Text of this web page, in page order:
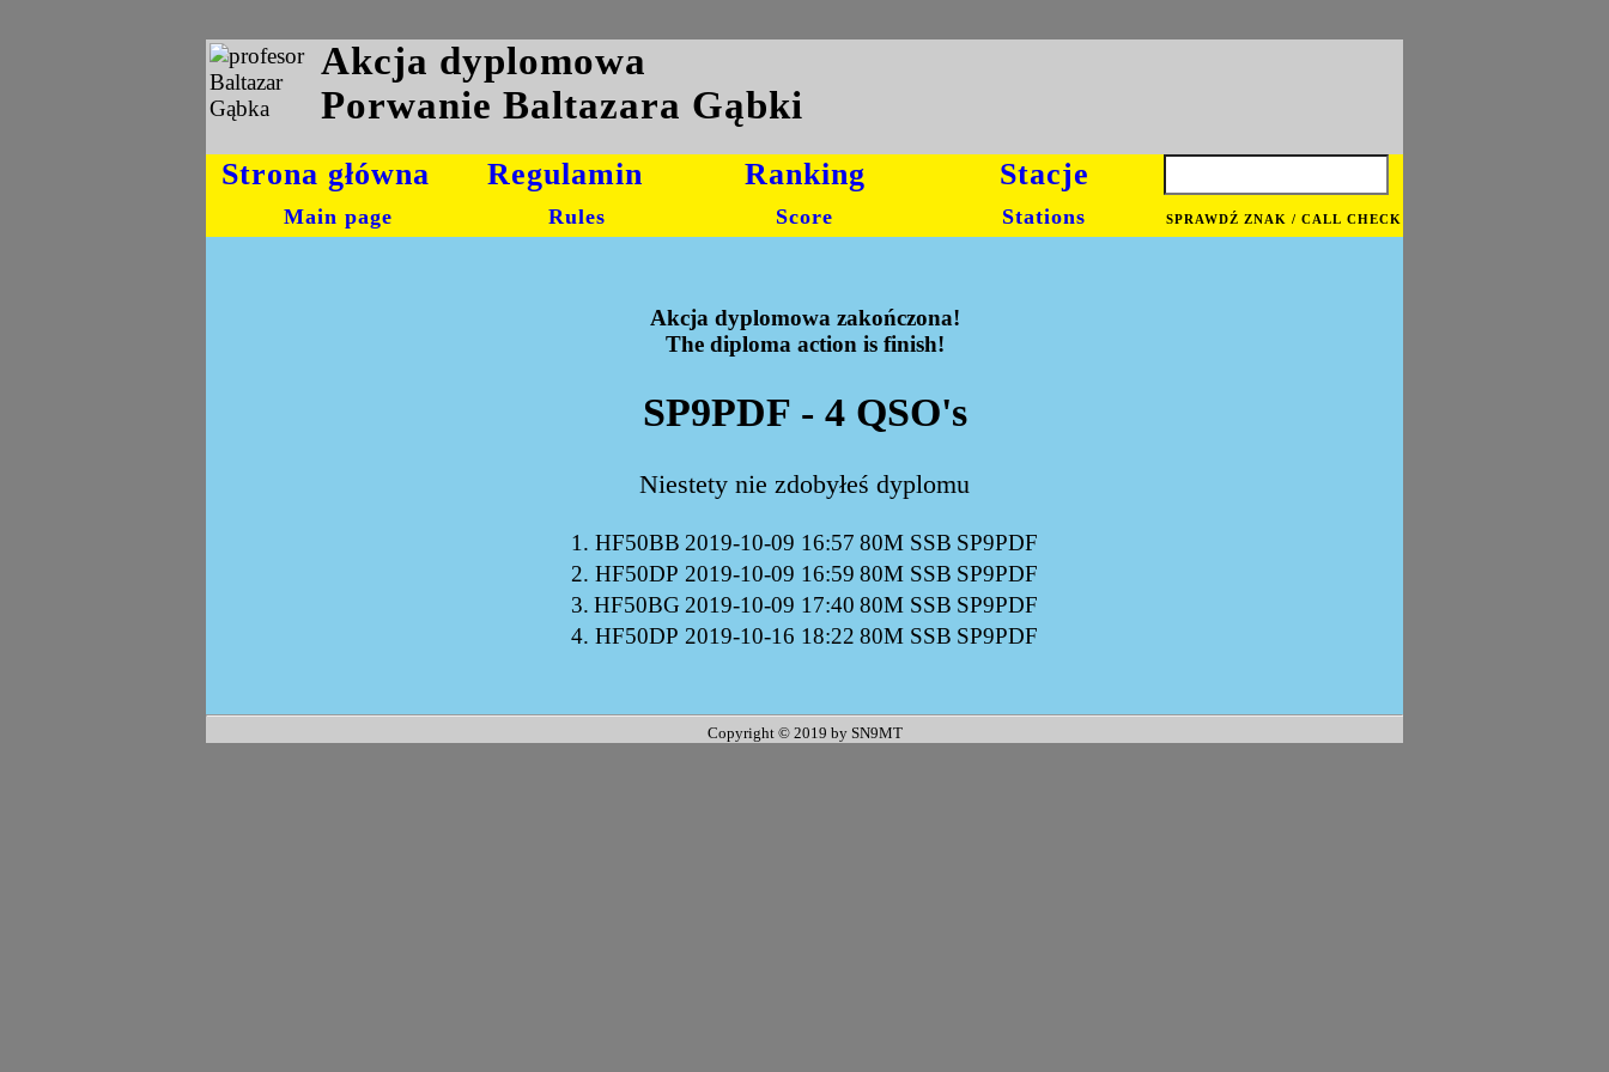
Akcja dyplomowa
Porwanie Baltazara Gąbki
Strona główna
Main page
Regulamin
Rules
Ranking
Score
Stacje
Stations SPRAWDŹ ZNAK / CALL CHECK
Akcja dyplomowa zakończona!
The diploma action is finish!
SP9PDF - 4 QSO's
Niestety nie zdobyłeś dyplomu
1. HF50BB 2019-10-09 16:57 80M SSB SP9PDF
2. HF50DP 2019-10-09 16:59 80M SSB SP9PDF
3. HF50BG 2019-10-09 17:40 80M SSB SP9PDF
4. HF50DP 2019-10-16 18:22 80M SSB SP9PDF
Copyright © 2019 by SN9MT